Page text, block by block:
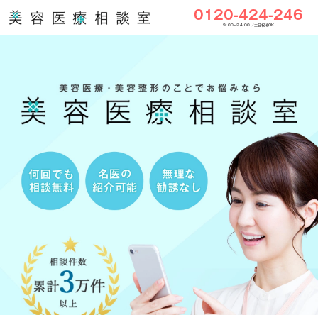
0120-424-246
9:00〜24:00／土日祝もOK